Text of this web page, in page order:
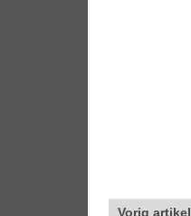
Vorig artikel